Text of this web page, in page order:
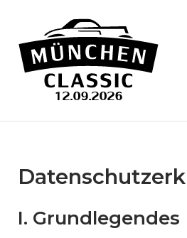
content
I. Grundlegendes